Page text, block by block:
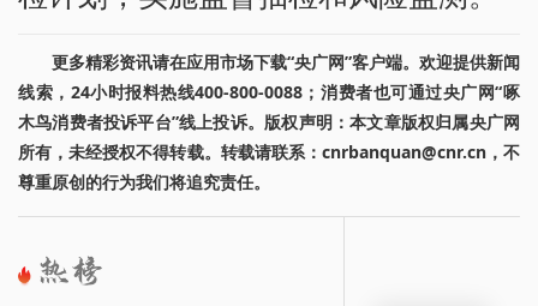
更多精彩资讯请在应用市场下载“央广网”客户端。欢迎提供新闻
线索，24小时报料热线400-800-0088；消费者也可通过央广网“啄
木鸟消费者投诉平台”线上投诉。版权声明：本文章版权归属央广网
所有，未经授权不得转载。转载请联系：cnrbanquan@cnr.cn，不
尊重原创的行为我们将追究责任。